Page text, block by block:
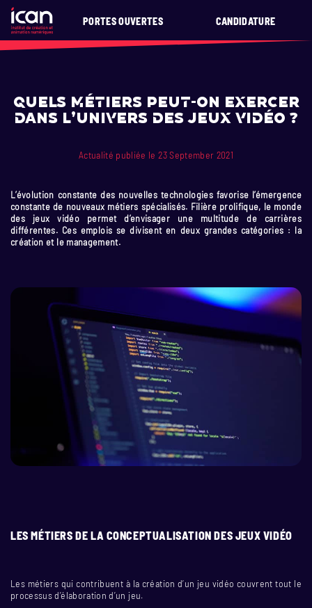
PORTES OUVERTES CANDIDATURE
Quels métiers peut-on exercer
dans l’univers des jeux vidéo ?
Actualité publiée le 23 September 2021
L’évolution constante des nouvelles technologies favorise l’émergence
constante de nouveaux métiers spécialisés. Filière prolifique, le monde
des jeux vidéo permet d’envisager une multitude de carrières
différentes. Ces emplois se divisent en deux grandes catégories : la
création et le management.
LES MÉTIERS DE LA CONCEPTUALISATION DES JEUX VIDÉO
Les métiers qui contribuent à la création d’un jeu vidéo couvrent tout le
processus d’élaboration d’un jeu.